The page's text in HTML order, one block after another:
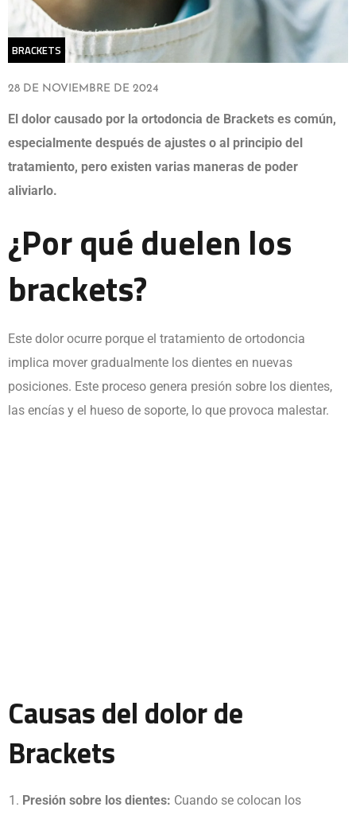
BRACKETS
28 DE NOVIEMBRE DE 2024
El dolor causado por la ortodoncia de Brackets es común,
especialmente después de ajustes o al principio del
tratamiento, pero existen varias maneras de poder
aliviarlo.
¿Por qué duelen los
brackets?
Este dolor ocurre porque el tratamiento de ortodoncia
implica mover gradualmente los dientes en nuevas
posiciones. Este proceso genera presión sobre los dientes,
las encías y el hueso de soporte, lo que provoca malestar.
Causas del dolor de
Brackets
Presión sobre los dientes: Cuando se colocan los